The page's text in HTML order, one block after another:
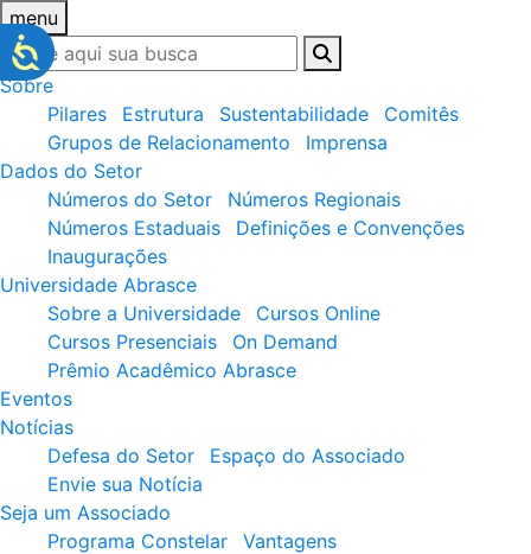
menu
Sobre
Pilares
Estrutura Sustentabilidade
Comitês
Grupos de Relacionamento
Imprensa
Dados do Setor
Números do Setor
Números Regionais
Números Estaduais
Definições e Convenções
Inaugurações
Universidade Abrasce
Sobre a Universidade
Cursos Online
Cursos Presenciais
On Demand
Prêmio Acadêmico Abrasce
Eventos
Notícias
Defesa do Setor
Espaço do Associado
Envie sua Notícia
Seja um Associado
Programa Constelar
Vantagens